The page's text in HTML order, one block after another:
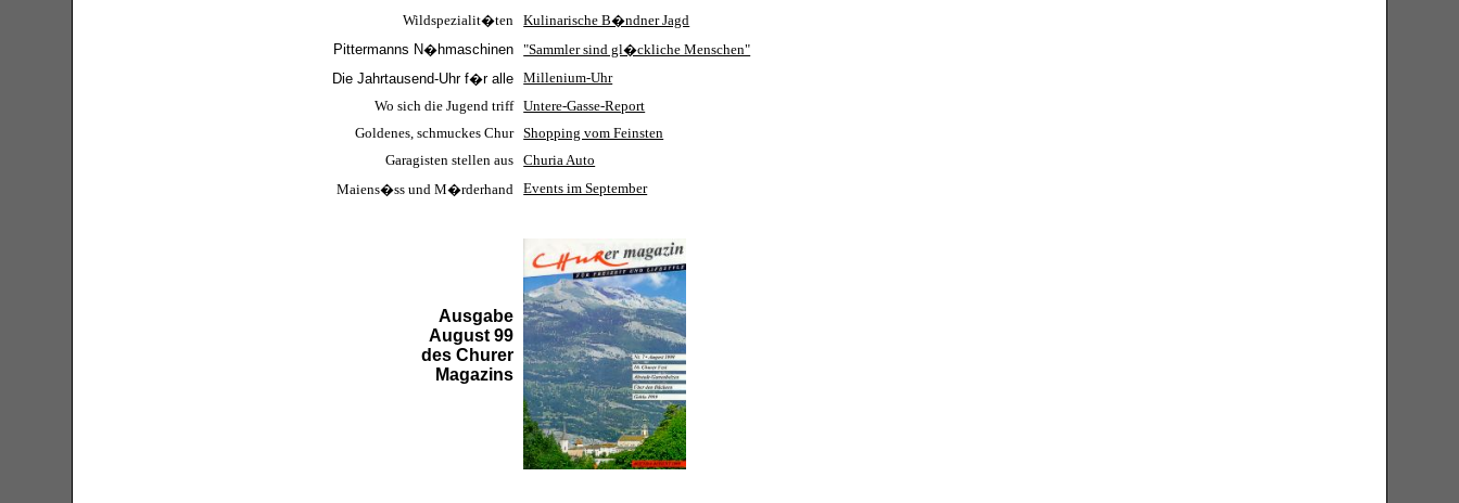
Wildspezialit�ten
Kulinarische B�ndner Jagd
Pittermanns N�hmaschinen
"Sammler sind gl�ckliche Menschen"
Die Jahrtausend-Uhr f�r alle
Millenium-Uhr
Wo sich die Jugend triff Untere-Gasse-Report
Goldenes, schmuckes Chur Shopping vom Feinsten
Garagisten stellen aus
Churia Auto
Maiens�ss und M�rderhand
Events im September
Ausgabe
August 99
des Churer
Magazins